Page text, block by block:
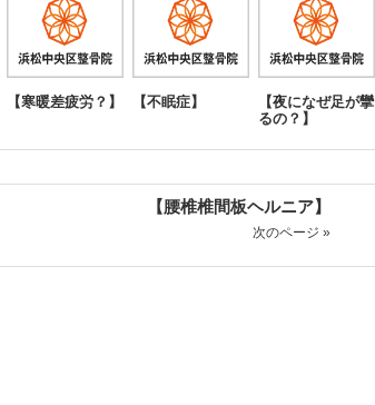
【寒暖差疲労？】 【不眠症】
【夜になぜ足が攣
るの？】
【腰椎椎間板ヘルニア】
次のページ »